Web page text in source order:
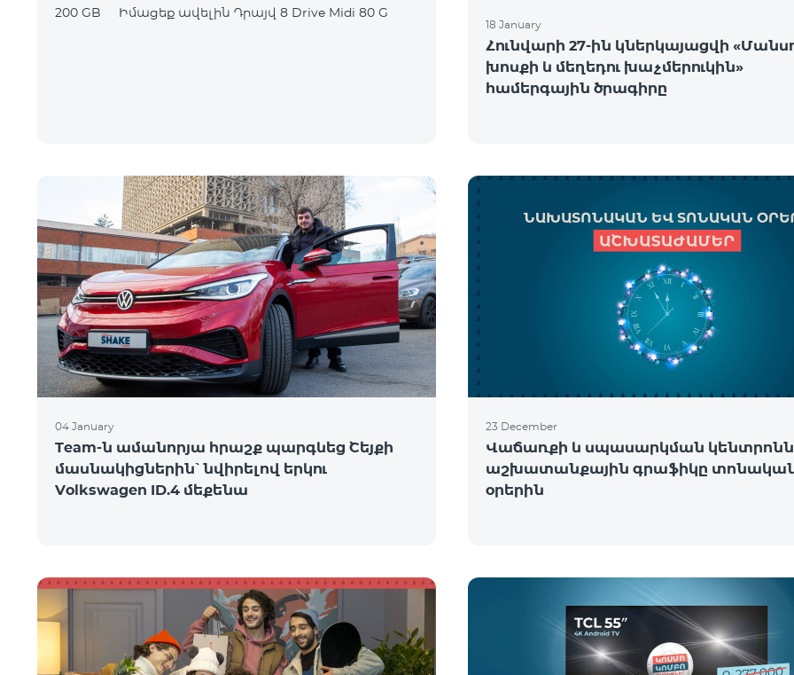
200 GB Իմացեք ավելին Դրայվ 8 Drive Midi 80 G
18 January
Հունվարի 27-ին կներկայացվի
խոսքի և մեղեդու խաչմերուկին»
համերգային ծրագիրը
04 January
Team-ն ամանորյա հրաշք պարգևեց Շեյքի
մասնակիցներին՝ նվիրելով երկու
Volkswagen ID.4 մեքենա
23 December
Վաճառքի և սպասարկման
աշխատանքային գրաֆիկը
օրերին